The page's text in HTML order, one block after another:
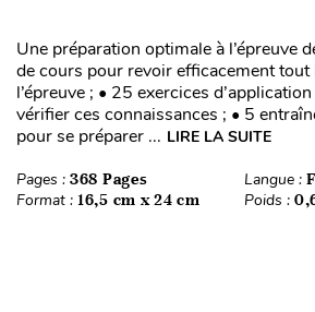
Une préparation optimale à l’épreuve
de cours pour revoir efficacement
l’épreuve ; • 25 exercices
vérifier ces connaissances ; • 5
pour se préparer ... LIRE LA SUITE
Pages : 368 Pages Langue :
Format : 16,5 cm x 24 cm Poids :